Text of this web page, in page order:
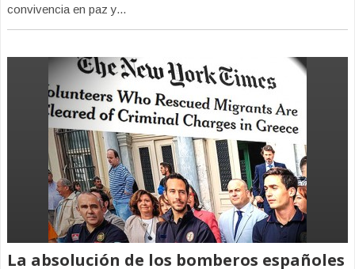
convivencia en paz y...
La absolución de los bomberos españoles